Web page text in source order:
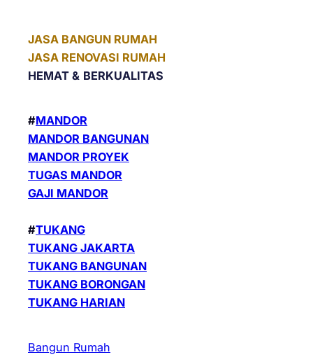
JASA BANGUN RUMAH
JASA RENOVASI RUMAH
HEMAT & BERKUALITAS
#MANDOR
MANDOR BANGUNAN
MANDOR PROYEK
TUGAS MANDOR
GAJI MANDOR
#TUKANG
TUKANG JAKARTA
TUKANG BANGUNAN
TUKANG BORONGAN
TUKANG HARIAN
Bangun Rumah